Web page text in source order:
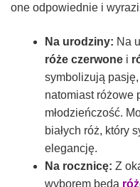
one odpowiednie i
Na urodziny: Na
róże czerwone i
symbolizują pasję,
natomiast różowe
młodzieńczość.
białych róż, który
elegancję.
Na rocznicę: Z
wyborem będą